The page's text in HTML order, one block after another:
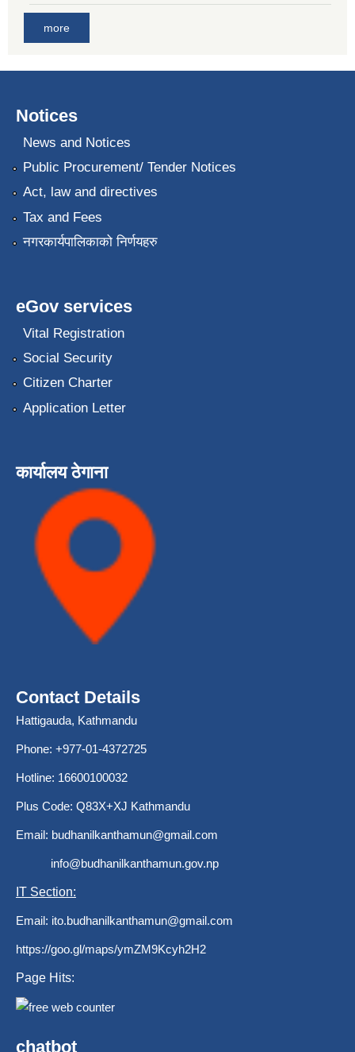
more
Notices
News and Notices
Public Procurement/ Tender Notices
Act, law and directives
Tax and Fees
नगरकार्यपालिकाको निर्णयहरु
eGov services
Vital Registration
Social Security
Citizen Charter
Application Letter
कार्यालय ठेगाना
Contact Details
Hattigauda, Kathmandu
Phone: +977-01-4372725
Hotline: 16600100032
Plus Code: Q83X+XJ Kathmandu
Email: budhanilkanthamun@gmail.com
info@budhanilkanthamun.gov.np
IT Section:
Email: ito.budhanilkanthamun@gmail.com
https://goo.gl/maps/ymZM9Kcyh2H2
Page Hits:
chatbot